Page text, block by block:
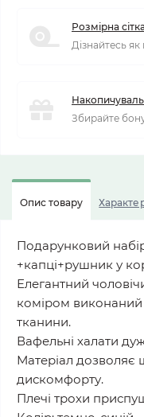
Розмірна сітка
Дізнайтесь
Збирайте
Опис товару
Подарунковий
+капці+рушник у
Елегантний
коміром виконаний
тканини.
Вафельні халати
Матеріал дозволяє
дискомфорту.
Плечі трохи